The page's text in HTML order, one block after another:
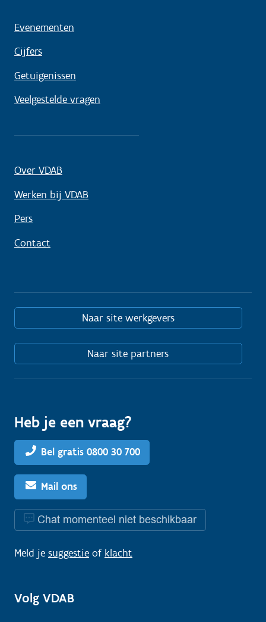
Evenementen
Cijfers
Getuigenissen
Veelgestelde vragen
Over VDAB
Werken bij VDAB
Pers
Contact
Naar site werkgevers
Naar site partners
Heb je een vraag?
Bel gratis 0800 30 700
Mail ons
Chat momenteel niet beschikbaar
Meld je suggestie of klacht
Volg VDAB